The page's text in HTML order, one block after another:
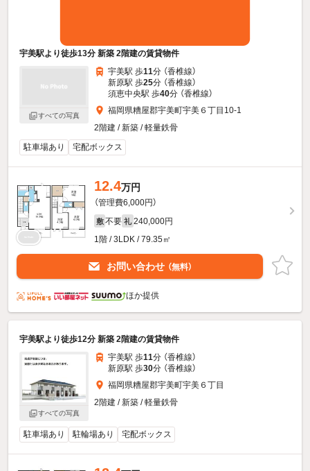
宇美駅より徒歩13分 新築 2階建の賃貸物件
すべての写真
宇美駅 歩11分 （香椎線）
新原駅 歩25分 （香椎線）
須恵中央駅 歩40分 （香椎線）
福岡県糟屋郡宇美町宇美６丁目10-1
2階建 / 新築 / 軽量鉄骨
駐車場あり
宅配ボックス
12.4万円
（管理費6,000円）
敷 不要 礼 240,000円
1階 / 3LDK / 79.35㎡
お問い合わせ （無料）
ほか提供
宇美駅より徒歩12分 新築 2階建の賃貸物件
すべての写真
宇美駅 歩11分 （香椎線）
新原駅 歩30分 （香椎線）
福岡県糟屋郡宇美町宇美６丁目
2階建 / 新築 / 軽量鉄骨
駐車場あり 駐輪場あり 宅配ボックス